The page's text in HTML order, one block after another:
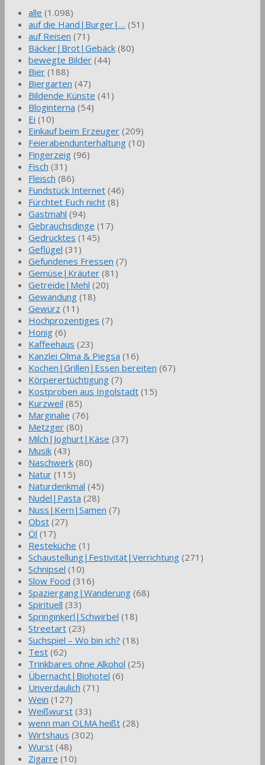
alle (1.098)
auf die Hand|Burger|… (51)
auf Reisen (71)
Bäcker|Brot|Gebäck (80)
bewegte Bilder (44)
Bier (188)
Biergarten (47)
Bildende Künste (41)
Bloginterna (54)
Ei (10)
Einkauf beim Erzeuger (209)
Feierabendunterhaltung (10)
Fingerzeig (96)
Fisch (31)
Fleisch (86)
Fundstück Internet (46)
Fürchtet Euch nicht (8)
Gastmahl (94)
Gebrauchsdinge (17)
Gedrucktes (145)
Geflügel (31)
Gefundenes Fressen (7)
Gemüse|Kräuter (81)
Getreide|Mehl (20)
Gewandung (18)
Gewürz (11)
Hochprozentiges (7)
Honig (6)
Kaffeehaus (23)
Kanzlei Olma & Piegsa (16)
Kochen|Grillen|Essen bereiten (67)
Körperertüchtigung (7)
Kostproben aus Ingolstadt (15)
Kurzweil (85)
Marginalie (76)
Metzger (80)
Milch|Joghurt|Käse (37)
Musik (43)
Naschwerk (80)
Natur (115)
Naturdenkmal (45)
Nudel|Pasta (28)
Nuss|Kern|Samen (7)
Obst (27)
Öl (17)
Resteküche (1)
Schaustellung|Festivität|Verrichtung (271)
Schnipsel (10)
Slow Food (316)
Spaziergang|Wanderung (68)
Spirituell (33)
Springinkerl|Schwirbel (18)
Streetart (23)
Suchspiel – Wo bin ich? (18)
Test (62)
Trinkbares ohne Alkohol (25)
Übernacht|Biohotel (6)
Unverdaulich (71)
Wein (127)
Weißwurst (33)
wenn man OLMA heißt (28)
Wirtshaus (302)
Wurst (48)
Zigarre (10)